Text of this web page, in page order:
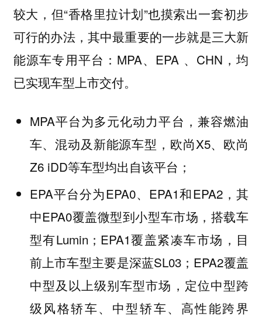
较大，但“香格里拉计划”也摸索出一套初步
可行的办法，其中最重要的一步就是三大新
能源车专用平台：MPA、EPA 、CHN，均
已实现车型上市交付。
MPA平台为多元化动力平台，兼容燃油
车、混动及新能源车型，欧尚X5、欧尚
Z6 iDD等车型均出自该平台；
EPA平台分为EPA0、EPA1和EPA2，其
中EPA0覆盖微型到小型车市场，搭载车
型有Lumin；EPA1覆盖紧凑车市场，目
前上市车型主要是深蓝SL03；EPA2覆盖
中型及以上级别车型市场，定位中型跨
级风格轿车、中型轿车、高性能跨界